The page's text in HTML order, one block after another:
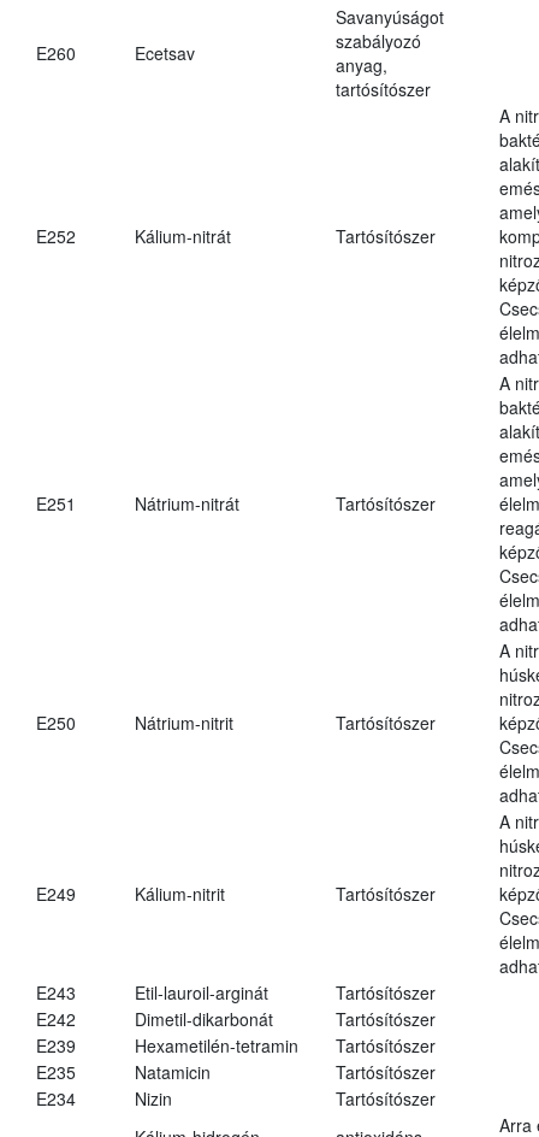
E260 Ecetsav
Savanyúságot
szabályozó
anyag,
tartósítószer
E252 Kálium-nitrát Tartósítószer
A
E251 Nátrium-nitrát Tartósítószer
A
E250 Nátrium-nitrit Tartósítószer
A
E249 Kálium-nitrit Tartósítószer
A
E243
Etil-lauroil-arginát
Tartósítószer
E242
Dimetil-dikarbonát
Tartósítószer
E239
Hexametilén-tetramin
Tartósítószer
E235
Natamicin
Tartósítószer
E234
Nizin Tartósítószer
Arra